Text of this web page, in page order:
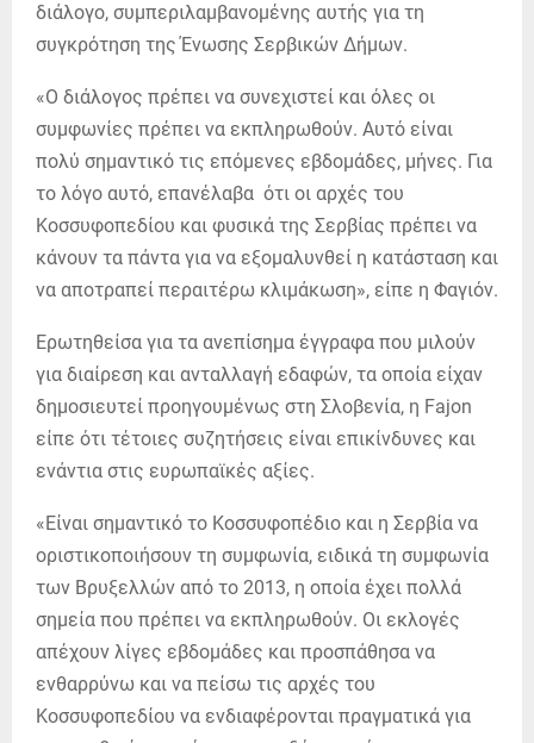
διάλογο, συμπεριλαμβανομένης αυτής για τη
συγκρότηση της Ένωσης Σερβικών Δήμων.
«Ο διάλογος πρέπει να συνεχιστεί και όλες οι
συμφωνίες πρέπει να εκπληρωθούν. Αυτό είναι
πολύ σημαντικό τις επόμενες εβδομάδες, μήνες. Για
το λόγο αυτό, επανέλαβα ότι οι αρχές του
Κοσσυφοπεδίου και φυσικά της Σερβίας πρέπει να
κάνουν τα πάντα για να εξομαλυνθεί η κατάσταση και
να αποτραπεί περαιτέρω κλιμάκωση», είπε η Φαγιόν.
Ερωτηθείσα για τα ανεπίσημα έγγραφα που μιλούν
για διαίρεση και ανταλλαγή εδαφών, τα οποία είχαν
δημοσιευτεί προηγουμένως στη Σλοβενία, η Fajon
είπε ότι τέτοιες συζητήσεις είναι επικίνδυνες και
ενάντια στις ευρωπαϊκές αξίες.
«Είναι σημαντικό το Κοσσυφοπέδιο και η Σερβία να
οριστικοποιήσουν τη συμφωνία, ειδικά τη συμφωνία
των Βρυξελλών από το 2013, η οποία έχει πολλά
σημεία που πρέπει να εκπληρωθούν. Οι εκλογές
απέχουν λίγες εβδομάδες και προσπάθησα να
ενθαρρύνω και να πείσω τις αρχές του
Κοσσυφοπεδίου να ενδιαφέρονται πραγματικά για